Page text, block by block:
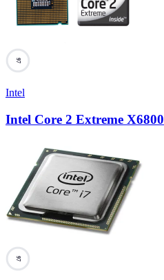
97
Intel
Intel Core 2 Extreme X6800
97